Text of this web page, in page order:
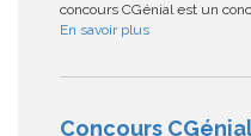
concours CGénial est un
En savoir plus
Concours